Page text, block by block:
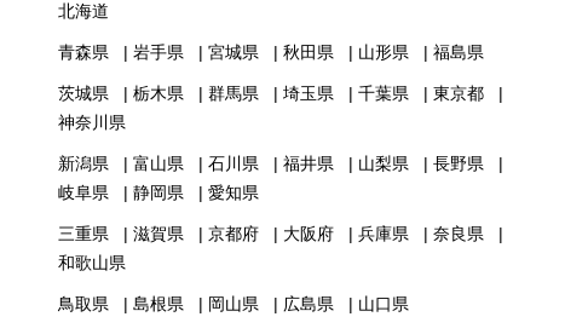
北海道
青森県 岩手県 宮城県 秋田県 山形県 福島県
茨城県 栃木県 群馬県 埼玉県 千葉県
東京都
神奈川県
新潟県 富山県 石川県 福井県 山梨県
長野県
岐阜県
静岡県 愛知県
三重県 滋賀県 京都府 大阪府 兵庫県
奈良県
和歌山県
鳥取県 島根県 岡山県 広島県 山口県